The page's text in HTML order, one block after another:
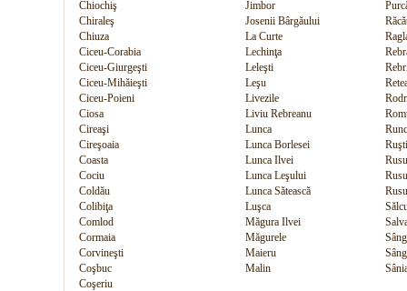
Chiochiş
Jimbor
Chiraleş
Josenii Bârgăului
Chiuza
La Curte
Ciceu-Corabia
Lechinţa
Ciceu-Giurgeşti
Leleşti
Ciceu-Mihăieşti
Leşu
Ciceu-Poieni
Livezile
Ciosa
Liviu Rebreanu
Cireaşi
Lunca
Cireşoaia
Lunca Borlesei
Coasta
Lunca Ilvei
Cociu
Lunca Leşului
Coldău
Lunca Sătească
Colibiţa
Luşca
Comlod
Măgura Ilvei
Cormaia
Măgurele
Corvineşti
Maieru
Coşbuc
Malin
Coşeriu